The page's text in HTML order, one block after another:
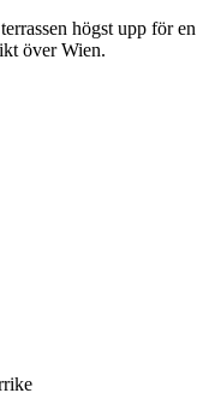
högst upp för en
över Wien.